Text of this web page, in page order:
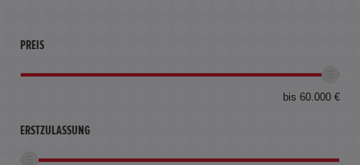
PREIS
bis 60.000 €
ERSTZULASSUNG